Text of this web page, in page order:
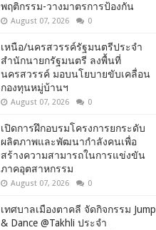
พฤติกรรม-วางมาตรการป้องกัน
August 07, 2026 0
เหนือ/นครสวรรค์รัฐมนตรีประจำ
สำนักนายกรัฐมนตรี ลงพื้นที่
นครสวรรค์ มอบนโยบายขับเคลื่อน
กองทุนหมู่บ้านฯ
August 07, 2026 0
เปิดการฝึกอบรมโครงการยกระดับ
ผลิตภาพและพัฒนากำลังคนเพื่อ
สร้างความสามารถในการแข่งขัน
ภาคอุตสาหกรรม
August 07, 2026 0
เทศบาลเมืองตาคลี จัดกิจกรรม Jump
& Dance @Takhli ประจำ